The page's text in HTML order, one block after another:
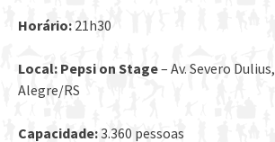
Horário: 21h30
Local: Pepsi on Stage– Av. Severo
Alegre/RS
Capacidade:3.360 pessoas